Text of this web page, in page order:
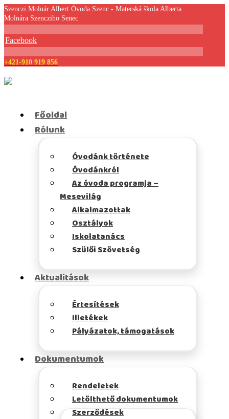
Szenczi Molnár Albert Óvoda Szenc - Materská škola Alberta
Molnára Szencziho Senec
Facebook
+421-910 919 856
Főoldal
Rólunk
Óvodánk története
Óvodánkról
Az óvoda programja –
Mesevilág
Alkalmazottak
Osztályok
Iskolatanács
Szülői Szövetség
Aktualitások
Értesítések
Illetékek
Pályázatok, támogatások
Dokumentumok
Rendeletek
Letölthető dokumentumok
Szerződések